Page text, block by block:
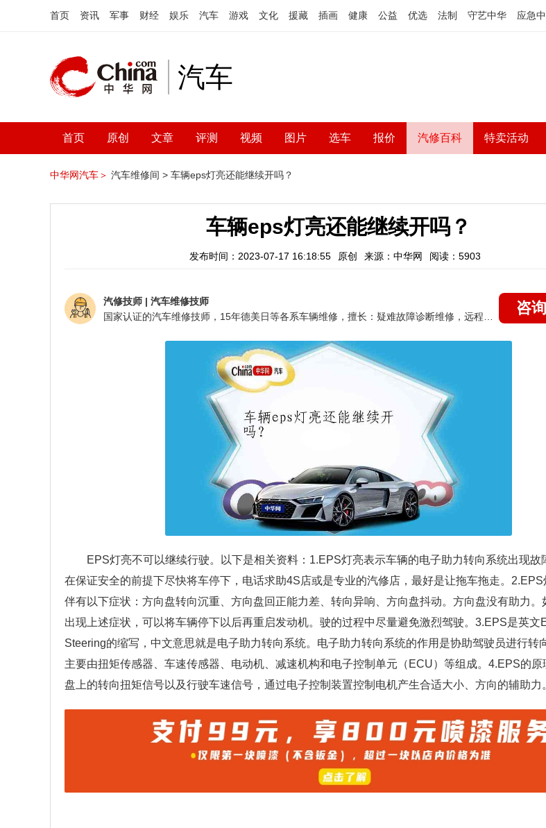
首页 资讯 军事 财经 娱乐 汽车 游戏 文化 援藏 插画 健康 公益 优选 法制 守艺中华 应急
汽车
首页 原创 文章 评测 视频 图片 选车 报价 汽修百科 特卖活动
中华网汽车＞ 汽车维修间 > 车辆eps灯亮还能继续开吗？
车辆eps灯亮还能继续开吗？
发布时间：2023-07-17 16:18:55 原创 来源：中华网 阅读：5903
汽修技师 | 汽车维修技师
咨
EPS灯亮不可以继续行驶。以下是相关资料：1.EPS灯亮表示车辆的电子助力转向系统出现故
在保证安全的前提下尽快将车停下，电话求助4S店或是专业的汽修店，最好是让拖车拖走。2.EPS
伴有以下症状：方向盘转向沉重、方向盘回正能力差、转向异响、方向盘抖动。方向盘没有助力。
出现上述症状，可以将车辆停下以后再重启发动机。驶的过程中尽量避免激烈驾驶。3.EPS是英文
Steering的缩写，中文意思就是电子助力转向系统。电子助力转向系统的作用是协助驾驶员进行转
主要由扭矩传感器、车速传感器、电动机、减速机构和电子控制单元（ECU）等组成。4.EPS的原
盘上的转向扭矩信号以及行驶车速信号，通过电子控制装置控制电机产生合适大小、方向的辅助力